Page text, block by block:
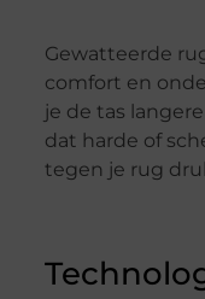
Gewatteerde
comfort en
je de tas
dat harde of
tegen je rug